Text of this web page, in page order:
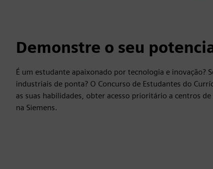
Demonstre o seu
É um estudante apaixonado por tecnologia e inovação?
industriais de ponta? O Concurso de Estudantes do
as suas habilidades, obter acesso prioritário a centros
na Siemens.